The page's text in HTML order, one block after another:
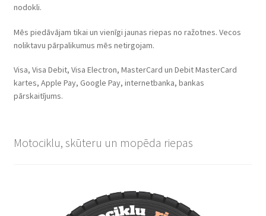
nodokli.
Mēs piedāvājam tikai un vienīgi jaunas riepas no ražotnes. Vecos
noliktavu pārpalikumus mēs netirgojam.
Visa, Visa Debit, Visa Electron, MasterCard un Debit MasterCard
kartes, Apple Pay, Google Pay, internetbanka, bankas
pārskaitījums.
Motociklu, skūteru un mopēda riepas